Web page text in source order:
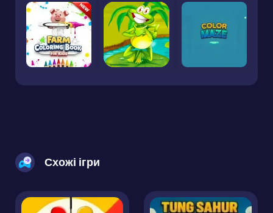
Схожі ігри